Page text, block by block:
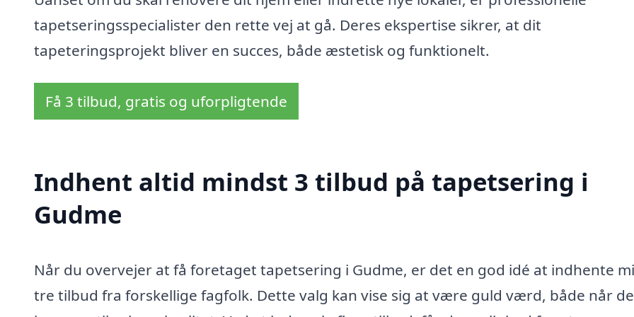
tapetseringsspecialister den rette vej at gå. Deres ekspertise sikrer, at dit
tapeteringsprojekt bliver en succes, både æstetisk og funktionelt.
Få 3 tilbud, gratis og uforpligtende
Indhent altid mindst 3 tilbud på tapetsering i
Gudme
Når du overvejer at få foretaget tapetsering i Gudme, er det en god idé at indhente
tre tilbud fra forskellige fagfolk. Dette valg kan vise sig at være guld værd, både når